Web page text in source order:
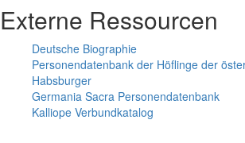
Externe Ressourcen
Deutsche Biographie
Personendatenbank der Höflinge der
Habsburger
Germania Sacra Personendatenbank
Kalliope Verbundkatalog